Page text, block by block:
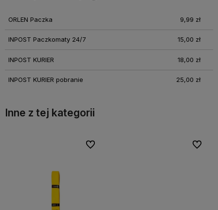
ORLEN Paczka 9,99 zł
INPOST Paczkomaty 24/7 15,00 zł
INPOST KURIER 18,00 zł
INPOST KURIER pobranie 25,00 zł
Inne z tej kategorii
Do ulubionych
Do ulubionych Do
Do